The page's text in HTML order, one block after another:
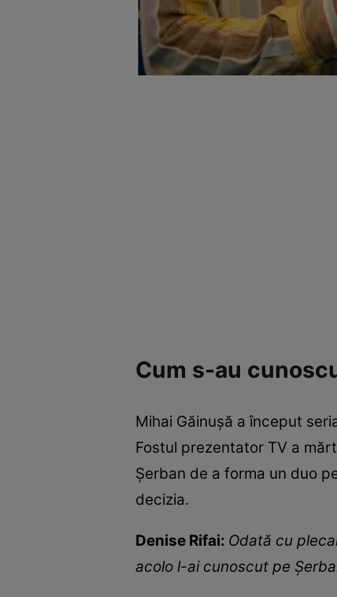
Cum s-au
Mihai Găinușă a început
Fostul prezentator TV a
Șerban de a forma un duo
decizia.
Denise Rifai: Odată cu
acolo l-ai cunoscut pe